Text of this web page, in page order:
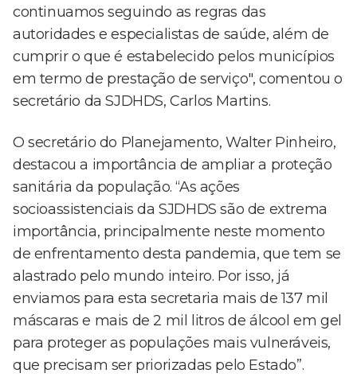
continuamos seguindo as regras das
autoridades e especialistas de saúde, além de
cumprir o que é estabelecido pelos municípios
em termo de prestação de serviço", comentou o
secretário da SJDHDS, Carlos Martins.
O secretário do Planejamento, Walter Pinheiro,
destacou a importância de ampliar a proteção
sanitária da população. “As ações
socioassistenciais da SJDHDS são de extrema
importância, principalmente neste momento
de enfrentamento desta pandemia, que tem se
alastrado pelo mundo inteiro. Por isso, já
enviamos para esta secretaria mais de 137 mil
máscaras e mais de 2 mil litros de álcool em gel
para proteger as populações mais vulneráveis,
que precisam ser priorizadas pelo Estado”.